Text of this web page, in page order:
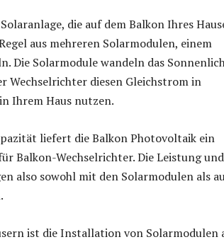
die auf dem Balkon Ihres
aus mehreren Solarmodulen, einem
Die Solarmodule wandeln das
Wechselrichter diesen Gleichstrom in
Ihrem Haus nutzen.
liefert die Balkon Photovoltaik ein
Balkon-Wechselrichter. Die Leistung
also sowohl mit den Solarmodulen als
ist die Installation von Solarmodulen